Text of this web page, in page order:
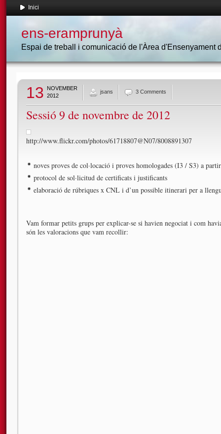
Inici
ens-eramprunyà
Espai de treball i comunicació de l'Àrea d'Ensenyament
13
NOVEMBER
2012
jsans 3 Comments
Sessió 9 de novembre de 2012
http://www.flickr.com/photos/61718807@N07/8008891307
noves proves de col·locació i proves homologades (I3 / S3) a
protocol de sol·licitud de certificats i justificants
elaboració de rúbriques x CNL i d’un possible itinerari per a
Vam formar petits grups per explicar-se si havien negociat i com
són les valoracions que vam recollir: